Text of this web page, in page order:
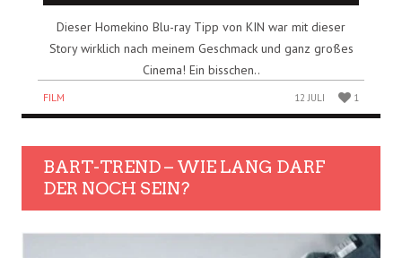
Dieser Homekino Blu-ray Tipp von KIN war mit dieser
Story wirklich nach meinem Geschmack und ganz großes
Cinema! Ein bisschen..
FILM 12 JULI 1
BART-TREND – WIE LANG DARF
DER NOCH SEIN?